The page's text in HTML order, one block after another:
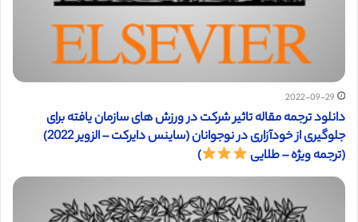
2022-09-29
دانلود ترجمه مقاله تاثیر شرکت در ورزش های سازمان یافته برای
جلوگیری از خودآزاری در نوجوانان (ساینس دایرکت – الزویر 2022)
(ترجمه ویژه – طلایی
)